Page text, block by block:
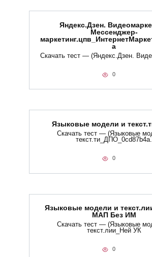
Яндекс.Дзен.
Мессенджер-
а
Скачать тест — (Яндекс.Дзен.
0
Языковые модели и
Скачать тест — (Языковые
текст.ти_ДПО_0cd87b4a.
0
Языковые модели и
МАП Без ИМ
Скачать тест — (Языковые
текст.лии_Ней УК
0